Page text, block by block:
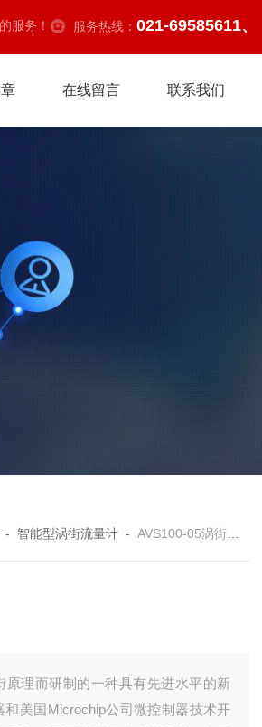
服务！ 服务热线： 021-69585611、
在线留言 联系我们
- 智能型涡街流量计 -AVS100-05涡街流量计
理而研制的一种具有先进水平的新
美国Microchip公司微控制器技术开